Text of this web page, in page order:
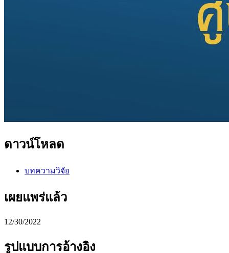
ดาวน์โหลด
บทความวิจัย
เผยแพร่แล้ว
12/30/2022
รูปแบบการอ้างอิง